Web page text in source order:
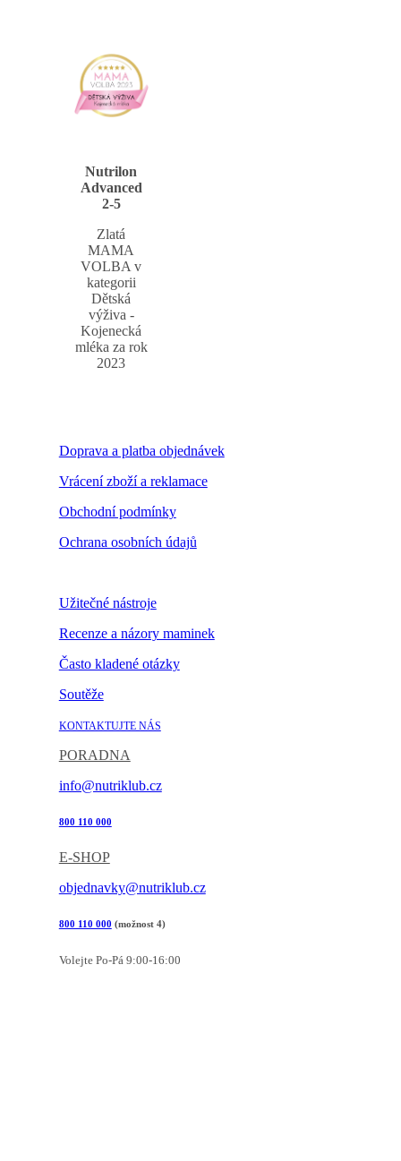
Nutrilon
Advanced
2-5
Zlatá
MAMA
VOLBA v
kategorii
Dětská
výživa -
Kojenecká
mléka za rok
2023
Doprava a platba objednávek
Vrácení zboží a reklamace
Obchodní podmínky
Ochrana osobních údajů
Užitečné nástroje
Recenze a názory maminek
Často kladené otázky
Soutěže
KONTAKTUJTE NÁS
PORADNA
info@nutriklub.cz
800 110 000
E-SHOP
objednavky@nutriklub.cz
800 110 000 (možnost 4)
Volejte Po-Pá 9:00-16:00